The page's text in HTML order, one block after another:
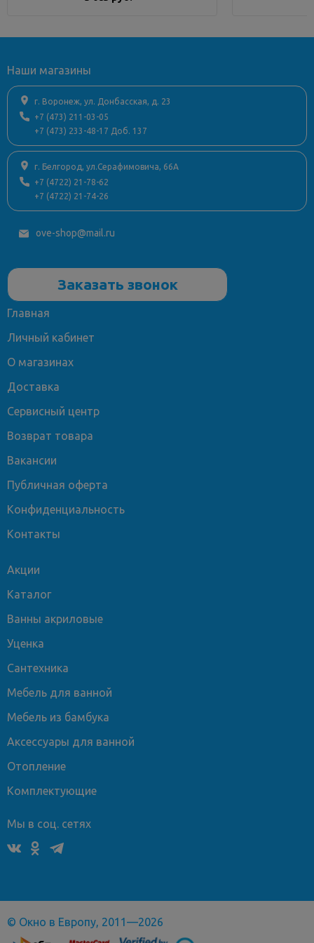
Наши магазины
г. Воронеж, ул. Донбасская, д. 23
+7 (473) 211-03-05
+7 (473) 233-48-17 Доб. 137
г. Белгород, ул.Серафимовича, 66А
+7 (4722) 21-78-62
+7 (4722) 21-74-26
ove-shop@mail.ru
Заказать звонок
Главная
Личный кабинет
О магазинах
Доставка
Сервисный центр
Возврат товара
Вакансии
Публичная оферта
Конфиденциальность
Контакты
Акции
Каталог
Ванны акриловые
Уценка
Сантехника
Мебель для ванной
Мебель из бамбука
Аксессуары для ванной
Отопление
Комплектующие
Мы в соц. сетях
© Окно в Европу, 2011—2026